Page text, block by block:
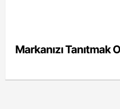
Markanızı Tanıtmak